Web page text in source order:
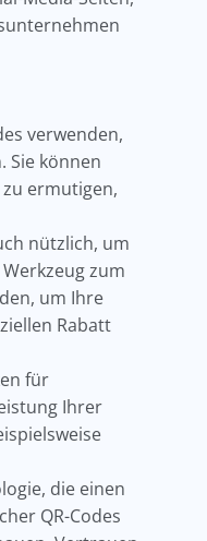
verwenden,
Sie können
ermutigen,
nützlich, um
zum
um Ihre
Rabatt
für
Ihrer
die einen
QR-Codes